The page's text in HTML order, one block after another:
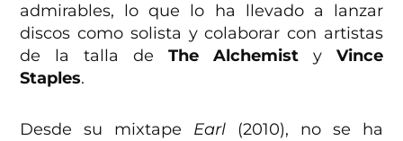
admirables, lo que lo ha llevado a lanzar
discos como solista y colaborar con artistas
de la talla de The Alchemisty Vince
Staples.
Desde su mixtape Earl (2010), no se ha